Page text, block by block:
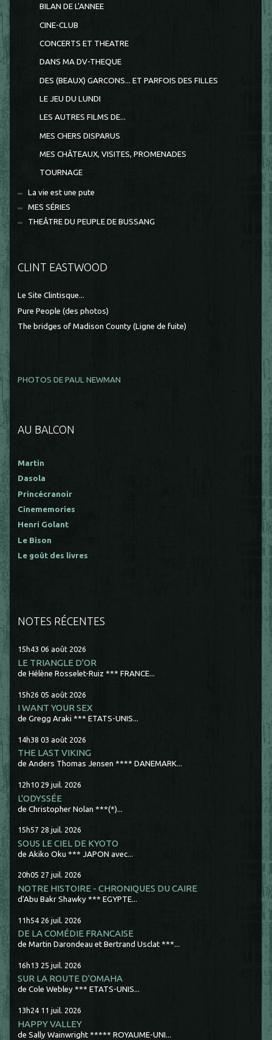
BILAN DE L'ANNEE
CINE-CLUB
CONCERTS ET THEATRE
DANS MA DV-THEQUE
DES (BEAUX) GARCONS... ET PARFOIS DES FILLES
LE JEU DU LUNDI
LES AUTRES FILMS DE...
MES CHERS DISPARUS
MES CHÂTEAUX, VISITES, PROMENADES
TOURNAGE
La vie est une pute
MES SÉRIES
THEÂTRE DU PEUPLE DE BUSSANG
CLINT EASTWOOD
Le Site Clintisque...
Pure People (des photos)
The bridges of Madison County (Ligne de fuite)
PHOTOS DE PAUL NEWMAN
AU BALCON
Martin
Dasola
Princécranoir
Cinememories
Henri Golant
Le Bison
Le goût des livres
NOTES RÉCENTES
15h43 06 août 2026
LE TRIANGLE D'OR
de Hélène Rosselet-Ruiz *** FRANCE...
15h26 05 août 2026
I WANT YOUR SEX
de Gregg Araki *** ETATS-UNIS...
14h38 03 août 2026
THE LAST VIKING
de Anders Thomas Jensen **** DANEMARK...
12h10 29 juil. 2026
L'ODYSSÉE
de Christopher Nolan ***(*)...
15h57 28 juil. 2026
SOUS LE CIEL DE KYOTO
de Akiko Oku *** JAPON avec...
20h05 27 juil. 2026
NOTRE HISTOIRE - CHRONIQUES DU CAIRE
d'Abu Bakr Shawky *** EGYPTE...
11h54 26 juil. 2026
DE LA COMÉDIE FRANCAISE
de Martin Darondeau et Bertrand Usclat ***...
16h13 25 juil. 2026
SUR LA ROUTE D'OMAHA
de Cole Webley *** ETATS-UNIS...
13h24 11 juil. 2026
HAPPY VALLEY
de Sally Wainwright ***** ROYAUME-UNI...